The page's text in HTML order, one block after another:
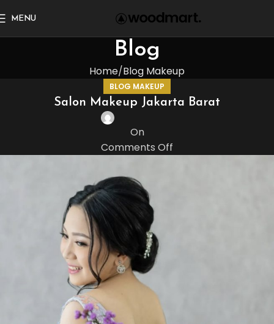
MENU
Blog
Home Blog Makeup
BLOG MAKEUP
Salon Makeup Jakarta Barat
On
Comments Off